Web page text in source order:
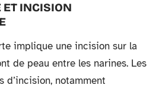
ET INCISION
implique une incision sur la
de peau entre les narines. Les
d’incision, notamment